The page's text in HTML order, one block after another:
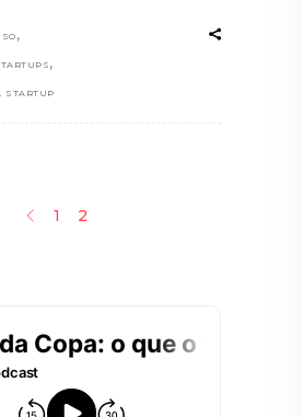
,
,
, STARTUP
1 2